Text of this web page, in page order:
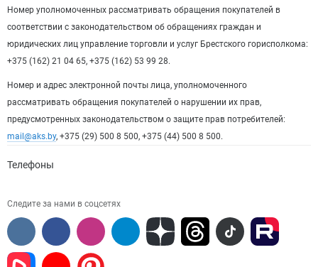
Номер уполномоченных рассматривать обращения покупателей в
соответствии с законодательством об обращениях граждан и
юридических лиц управление торговли и услуг Брестского горисполкома:
+375 (162) 21 04 65, +375 (162) 53 99 28.
Номер и адрес электронной почты лица, уполномоченного
рассматривать обращения покупателей о нарушении их прав,
предусмотренных законодательством о защите прав потребителей:
mail@aks.by, +375 (29) 500 8 500, +375 (44) 500 8 500.
Телефоны
Следите за нами в соцсетях